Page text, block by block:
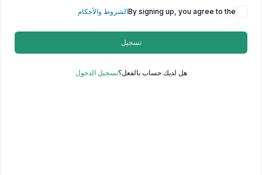
By signing up, you agree to theالشروط والأحكام
تسجيل
هل لديك حساب بالفعل؟تسجيل الدخول